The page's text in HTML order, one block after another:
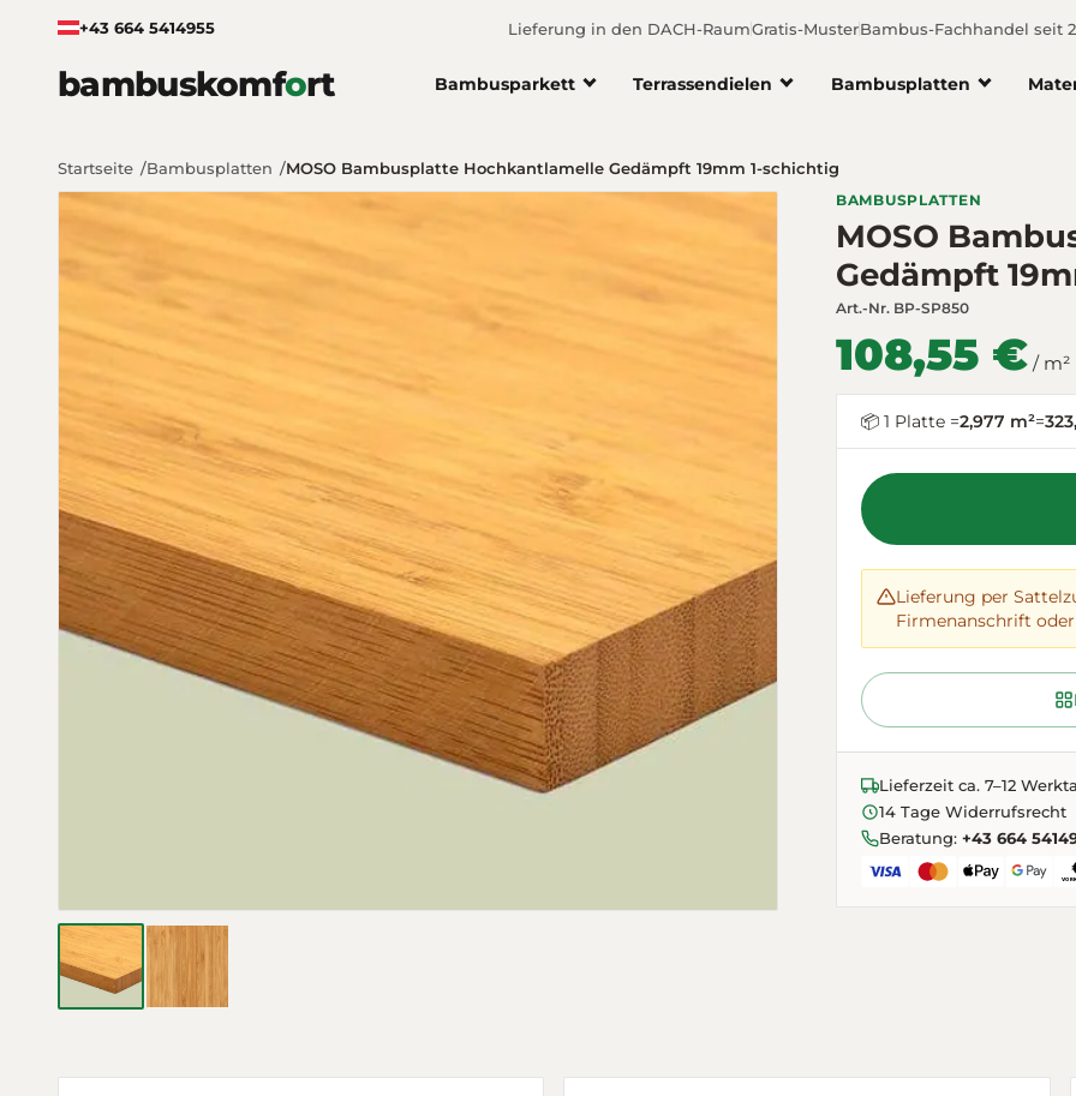
Zum Inhalt springen
+43 664 5414955 Lieferung in den DACH-RaumGratis-MusterBambus-Fachhandel seit
bambuskomfort Bambusparkett Terrassendielen Bambusplatten
Startseite Bambusplatten MOSO Bambusplatte Hochkantlamelle Gedämpft 19mm 1-schichtig
BAMBUSPLATTEN
MOSO
Gedämpft
Art.-Nr. BP-SP850
108,55 € / m²
📦 1 Platte =2,977 m²=
Lieferung per
Firmenanschrift
Lieferzeit ca. 7–12
14 Tage Widerrufsrecht
Beratung: +43 664